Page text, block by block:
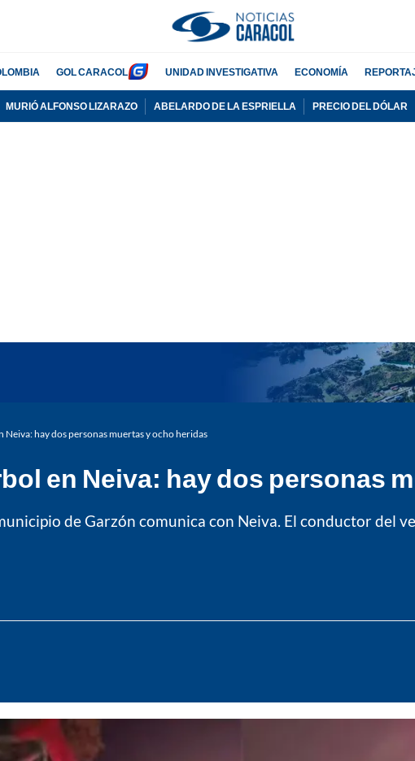
GOL CARACOL UNIDAD INVESTIGATIVA ECONOMÍA
MURIÓ ALFONSO LIZARAZO ABELARDO DE LA ESPRIELLA PRECIO DEL DÓLAR
Neiva: hay dos personas muertas y ocho heridas
en Neiva: hay dos personas
de Garzón comunica con Neiva. El conductor del